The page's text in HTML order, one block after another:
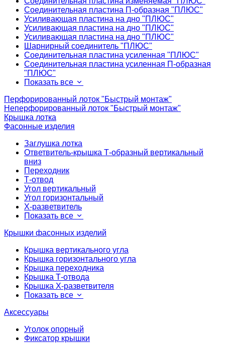
Соединительная пластина П-образная "ПЛЮС"
Усиливающая пластина на дно "ПЛЮС"
Усиливающая пластина на дно "ПЛЮС"
Усиливающая пластина на дно "ПЛЮС"
Шарнирный соединитель "ПЛЮС"
Соединительная пластина усиленная "ПЛЮС"
Соединительная пластина усиленная П-образная
"ПЛЮС"
Показать все
Перфорированный лоток "Быстрый монтаж"
Неперфорированный лоток "Быстрый монтаж"
Крышка лотка
Фасонные изделия
Заглушка лотка
Ответвитель-крышка Т-образный вертикальный
вниз
Переходник
Т-отвод
Угол вертикальный
Угол горизонтальный
Х-разветвитель
Показать все
Крышки фасонных изделий
Крышка вертикального угла
Крышка горизонтального угла
Крышка переходника
Крышка Т-отвода
Крышка Х-разветвителя
Показать все
Аксессуары
Уголок опорный
Фиксатор крышки